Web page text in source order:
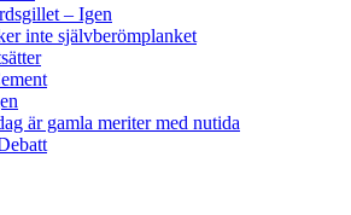
– Igen
inte självberömplanket
är gamla meriter med nutida